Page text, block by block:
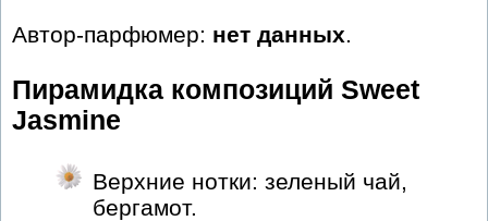
Автор-парфюмер: нет данных.
Пирамидка композиций Sweet
Jasmine
Верхние нотки: зеленый чай,
бергамот.